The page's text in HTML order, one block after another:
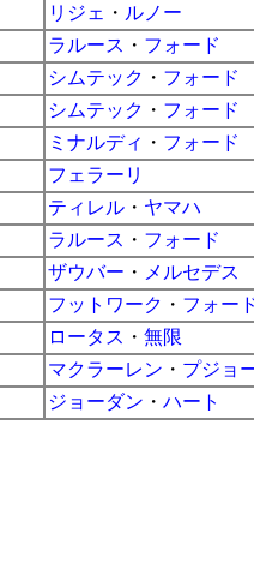
リジェ ・ ルノー
ラルース ・ フォード
シムテック ・ フォード
シムテック ・ フォード
ミナルディ ・ フォード
フェラーリ
ティレル ・ ヤマハ
ラルース ・ フォード
ザウバー ・ メルセデス
フットワーク ・ フォー
ロータス ・ 無限
マクラーレン ・ プジョ
ジョーダン ・ ハート